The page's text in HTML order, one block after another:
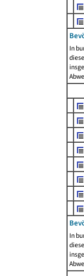
In
In